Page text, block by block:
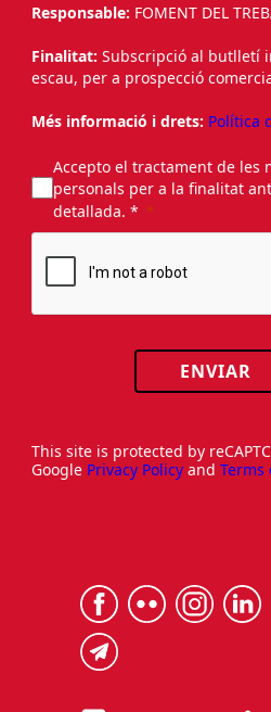
Responsable: FOMENT DEL
Finalitat: Subscripció al butlletí
escau, per a prospecció
Més informació i drets: Política
Accepto el tractament de les
personals per a la finalitat
detallada. *
ENVIAR
This site is protected by
Google Privacy Policy and Terms